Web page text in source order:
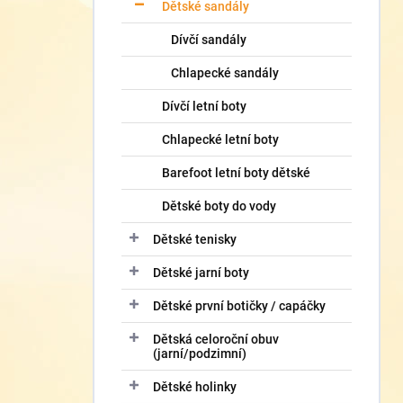
Dětské sandály
Dívčí sandály
Chlapecké sandály
Dívčí letní boty
Chlapecké letní boty
Barefoot letní boty dětské
Dětské boty do vody
Dětské tenisky
Dětské jarní boty
Dětské první botičky / capáčky
Dětská celoroční obuv
(jarní/podzimní)
Dětské holinky